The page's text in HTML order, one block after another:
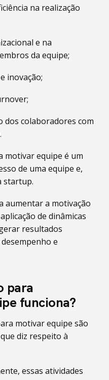
na realização
e na
da equipe;
inovação;
colaboradores com
motivar equipe é um
de uma equipe e,
startup.
aumentar a motivação
de dinâmicas
resultados
e
para
funciona?
motivar equipe são
diz respeito à
essas atividades